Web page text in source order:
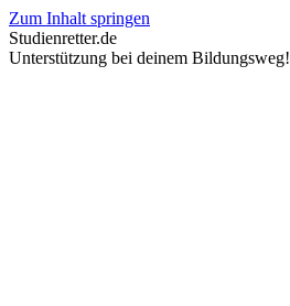
Zum Inhalt springen
Studienretter.de
Unterstützung bei deinem Bildungsweg!